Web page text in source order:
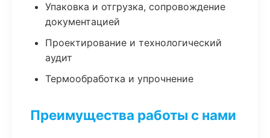
Упаковка и отгрузка, сопровождение
документацией
Проектирование и технологический
аудит
Термообработка и упрочнение
Преимущества работы с нами